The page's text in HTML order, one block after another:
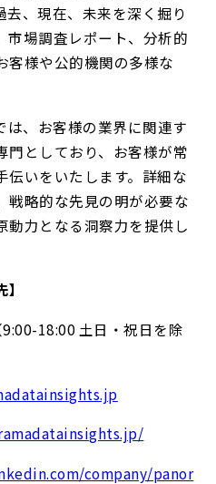
去、現在、未来を深く掘り
市場調査レポート、分析的
客様や公的機関の多様な
、お客様の業界に関連す
門としており、お客様が常
伝いをいたします。詳細な
戦略的な先見の明が必要な
動力となる洞察力を提供し
18:00 土日・祝日を除
company/panor